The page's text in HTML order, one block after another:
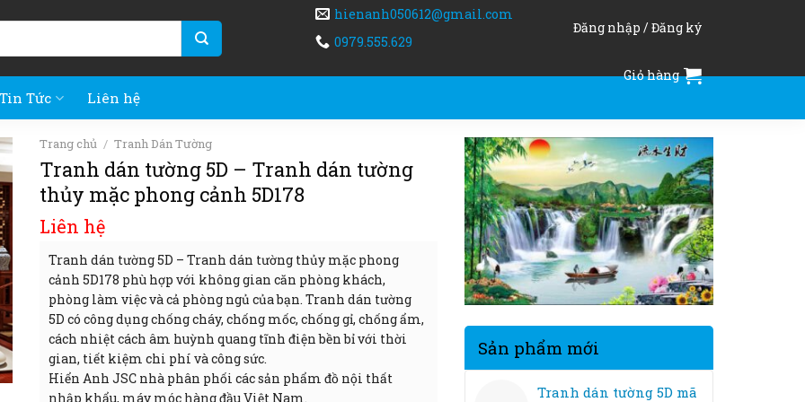
hienanh050612@gmail.com
0979.555.629
Đăng nhập / Đăng ký
Giỏ hàng
Tin Tức Liên hệ
Trang chủ / Tranh Dán Tường
Tranh dán tường 5D – Tranh dán tường
thủy mặc phong cảnh 5D178
Liên hệ
Tranh dán tường 5D – Tranh dán tường thủy mặc phong
cảnh 5D178 phù hợp với không gian căn phòng khách,
phòng làm việc và cả phòng ngủ của bạn. Tranh dán tường
5D có công dụng chống cháy, chống mốc, chống gỉ, chống ẩm,
cách nhiệt cách âm huỳnh quang tĩnh điện bền bỉ với thời
gian, tiết kiệm chi phí và công sức.
Hiển Anh JSC nhà phân phối các sản phẩm đồ nội thất
nhập khẩu, máy móc hàng đầu Việt Nam.
Sản phẩm mới
Tranh dán tường 5D mã